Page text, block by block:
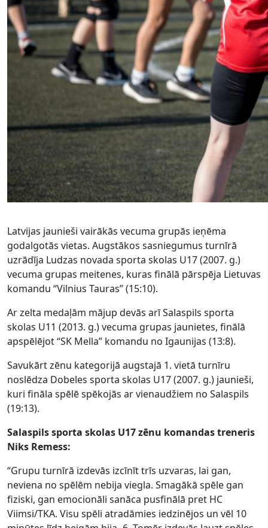
Latvijas jaunieši vairākās vecuma grupās ieņēma
godalgotās vietas. Augstākos sasniegumus turnīrā
uzrādīja Ludzas novada sporta skolas U17 (2007. g.)
vecuma grupas meitenes, kuras finālā pārspēja Lietuvas
komandu “Vilnius Tauras” (15:10).
Ar zelta medaļām mājup devās arī Salaspils sporta
skolas U11 (2013. g.) vecuma grupas jaunietes, finālā
apspēlējot “SK Mella” komandu no Igaunijas (13:8).
Savukārt zēnu kategorijā augstajā 1. vietā turnīru
noslēdza Dobeles sporta skolas U17 (2007. g.) jaunieši,
kuri fināla spēlē spēkojās ar vienaudžiem no Salaspils
(19:13).
Salaspils sporta skolas U17 zēnu komandas treneris
Niks Remess:
“Grupu turnīrā izdevās izcīnīt trīs uzvaras, lai gan,
neviena no spēlēm nebija viegla. Smagākā spēle gan
fiziski, gan emocionāli sanāca pusfinālā pret HC
Viimsi/TKA. Visu spēli atradāmies iedzinējos un vēl 10